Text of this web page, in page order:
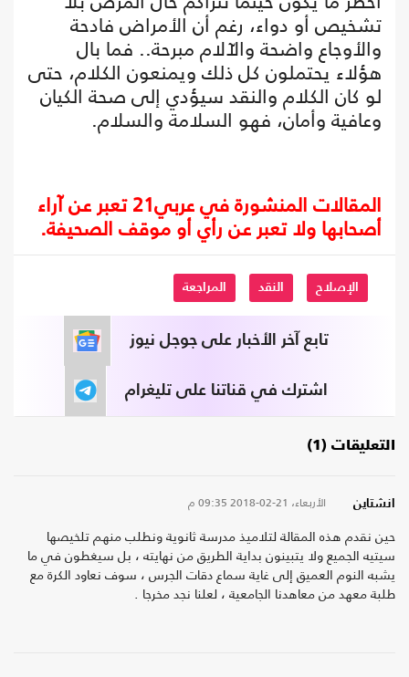
تشخيص أو دواء، رغم أن الأمراض فادحة
والأوجاع واضحة والآلام مبرحة.. فما بال
هؤلاء يحتملون كل ذلك ويمنعون الكلام، حتى
لو كان الكلام والنقد سيؤدي إلى صحة الكيان
وعافية وأمان، فهو السلامة والسلام.
المقالات المنشورة في عربي21 تعبر عن آراء
أصحابها ولا تعبر عن رأي أو موقف الصحيفة.
الإصلاح النقد المراجعة
تابع آخر الأخبار على جوجل نيوز
اشترك في قناتنا على تليغرام
التعليقات (1)
انشتاين الأربعاء، 21-02-2018 09:35 م
حين نقدم هذه المقالة لتلاميذ مدرسة ثانوية ونطلب منهم تلخيصها
سيتيه الجميع ولا يتبينون بداية الطريق من نهايته ، بل سيغطون في ما
يشبه النوم العميق إلى غاية سماع دقات الجرس ، سوف نعاود الكرة مع
طلبة معهد من معاهدنا الجامعية ، لعلنا نجد مخرجا .